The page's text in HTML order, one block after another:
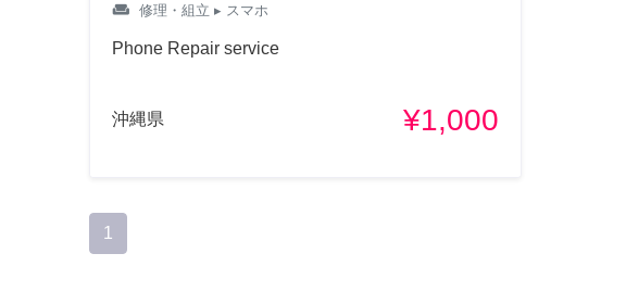
weekend 修理・組立 ▸ スマホ
Phone Repair service
沖縄県 ¥1,000
1